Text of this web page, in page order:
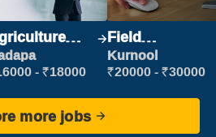
- ₹18000
Field
Marketing
Executive
Kurnool
₹20000 - ₹30000
more jobs